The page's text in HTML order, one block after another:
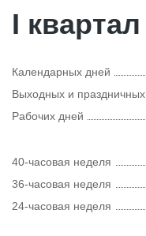
I квартал
Календарных дней
Выходных и праздничных
Рабочих дней
40-часовая неделя
36-часовая неделя
24-часовая неделя